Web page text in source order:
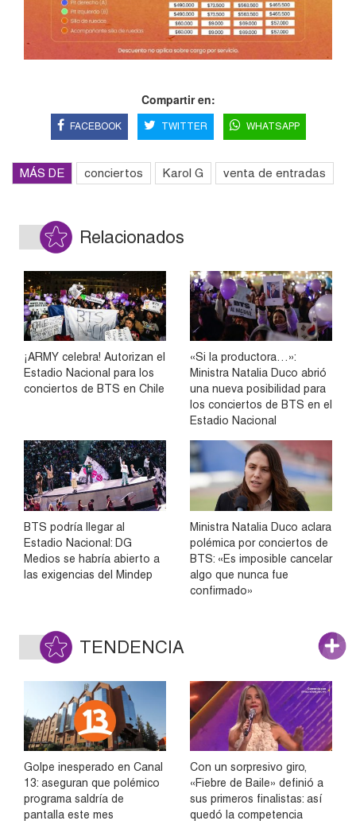
Compartir en:
FACEBOOK TWITTER WHATSAPP
MÁS DE conciertos Karol G venta de entradas
Relacionados
¡ARMY celebra! Autorizan el
Estadio Nacional para los
conciertos de BTS en Chile
«Si la productora…»:
Ministra Natalia Duco abrió
una nueva posibilidad para
los conciertos de BTS en el
Estadio Nacional
BTS podría llegar al
Estadio Nacional: DG
Medios se habría abierto a
las exigencias del Mindep
Ministra Natalia Duco aclara
polémica por conciertos de
BTS: «Es imposible cancelar
algo que nunca fue
confirmado»
TENDENCIA
Golpe inesperado en Canal
13: aseguran que polémico
programa saldría de
pantalla este mes
Con un sorpresivo giro,
«Fiebre de Baile» definió a
sus primeros finalistas: así
quedó la competencia